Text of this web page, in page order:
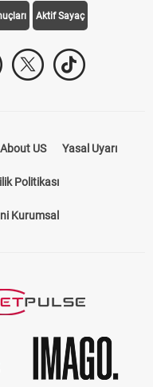
Aktif Sayaç
About US Yasal Uyarı
Politikası
Kurumsal